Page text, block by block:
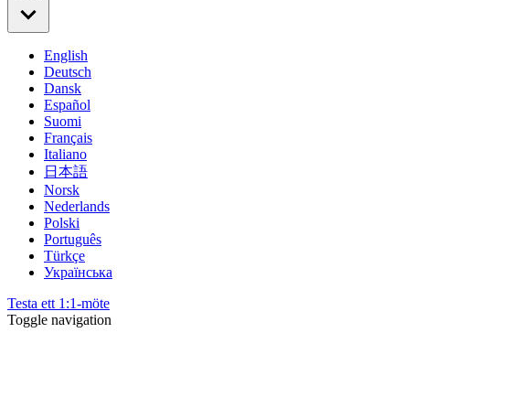
English
Deutsch
Dansk
Español
Suomi
Français
Italiano
日本語
Norsk
Nederlands
Polski
Português
Türkçe
Українська
Testa ett 1:1-möte
Toggle navigation